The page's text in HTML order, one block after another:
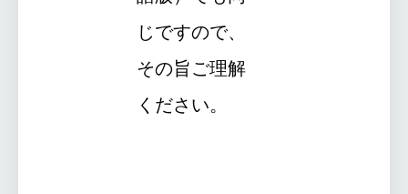
じですので、
その旨ご理解
ください。